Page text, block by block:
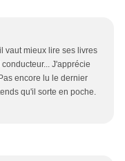
vaut mieux lire ses livres
J'apprécie
encore lu le dernier
qu'il sorte en poche.